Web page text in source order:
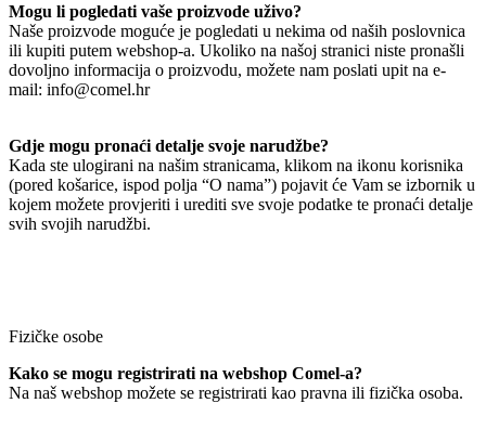
Mogu li pogledati vaše proizvode uživo?
Naše proizvode moguće je pogledati u nekima od naših poslovnica
ili kupiti putem webshop-a. Ukoliko na našoj stranici niste pronašli
dovoljno informacija o proizvodu, možete nam poslati upit na e-
mail: info@comel.hr
Gdje mogu pronaći detalje svoje narudžbe?
Kada ste ulogirani na našim stranicama, klikom na ikonu korisnika
(pored košarice, ispod polja “O nama”) pojavit će Vam se izbornik u
kojem možete provjeriti i urediti sve svoje podatke te pronaći detalje
svih svojih narudžbi.
Fizičke osobe
Kako se mogu registrirati na webshop Comel-a?
Na naš webshop možete se registrirati kao pravna ili fizička osoba.